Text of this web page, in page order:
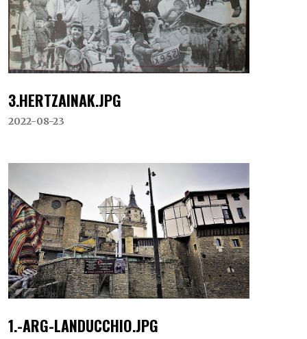
3.HERTZAINAK.JPG
2022-08-23
1.-ARG-LANDUCCHIO.JPG